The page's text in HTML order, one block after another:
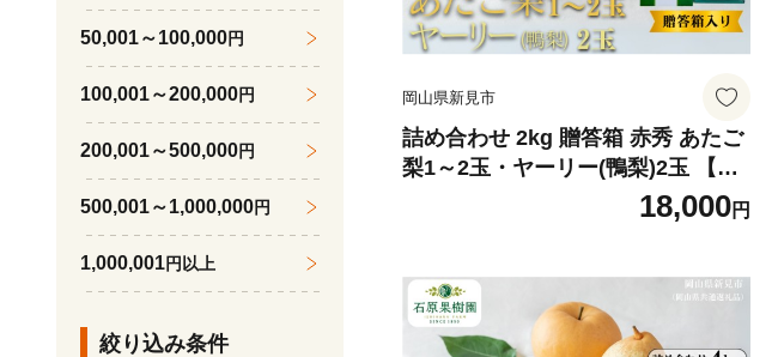
岡山県新見市
詰め合わせ 2kg 贈答箱 赤秀 あたご
梨1～2玉・ヤーリー(鴨梨)2玉 【先
行予約 2026年11月中旬から順次発
18,000円
50,001～100,000円
100,001～200,000円
200,001～500,000円
500,001～1,000,000円
1,000,001円以上
絞り込み条件